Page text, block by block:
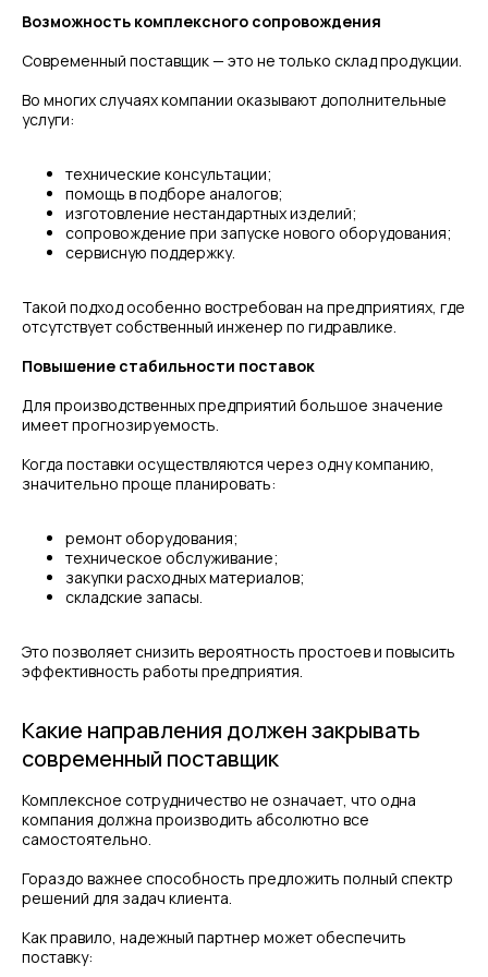
Возможность комплексного сопровождения
Современный поставщик — это не только склад продукции.
Во многих случаях компании оказывают дополнительные
услуги:
технические консультации;
помощь в подборе аналогов;
изготовление нестандартных изделий;
сопровождение при запуске нового оборудования;
сервисную поддержку.
Такой подход особенно востребован на предприятиях, где
отсутствует собственный инженер по гидравлике.
Повышение стабильности поставок
Для производственных предприятий большое значение
имеет прогнозируемость.
Когда поставки осуществляются через одну компанию,
значительно проще планировать:
ремонт оборудования;
техническое обслуживание;
закупки расходных материалов;
складские запасы.
Это позволяет снизить вероятность простоев и повысить
эффективность работы предприятия.
Какие направления должен закрывать
современный поставщик
Комплексное сотрудничество не означает, что одна
компания должна производить абсолютно все
самостоятельно.
Гораздо важнее способность предложить полный спектр
решений для задач клиента.
Как правило, надежный партнер может обеспечить
поставку: